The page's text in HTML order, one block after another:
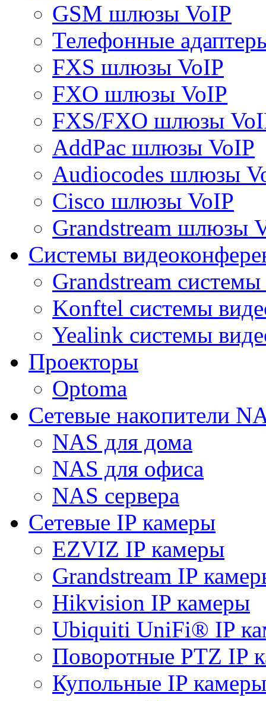
GSM шлюзы VoIP
Телефонные
FXS шлюзы VoIP
FXO шлюзы VoIP
FXS/FXO шлюзы
AddPac шлюзы VoIP
Audiocodes шлюзы
Cisco шлюзы VoIP
Grandstream шлюзы
Системы
Grandstream
Konftel системы
Yealink системы
Проекторы
Optoma
Сетевые накопители
NAS для дома
NAS для офиса
NAS сервера
Сетевые IP камеры
EZVIZ IP камеры
Grandstream IP
Hikvision IP камеры
Ubiquiti UniFi® IP
Поворотные PTZ IP
Купольные IP камеры